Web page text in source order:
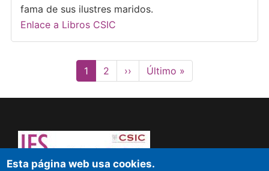
fama de sus ilustres maridos.
Enlace a Libros CSIC
Paginación
Página
actual
1 Page
2
Siguiente
página
››
Última
página
Último »
Esta página web usa cookies.